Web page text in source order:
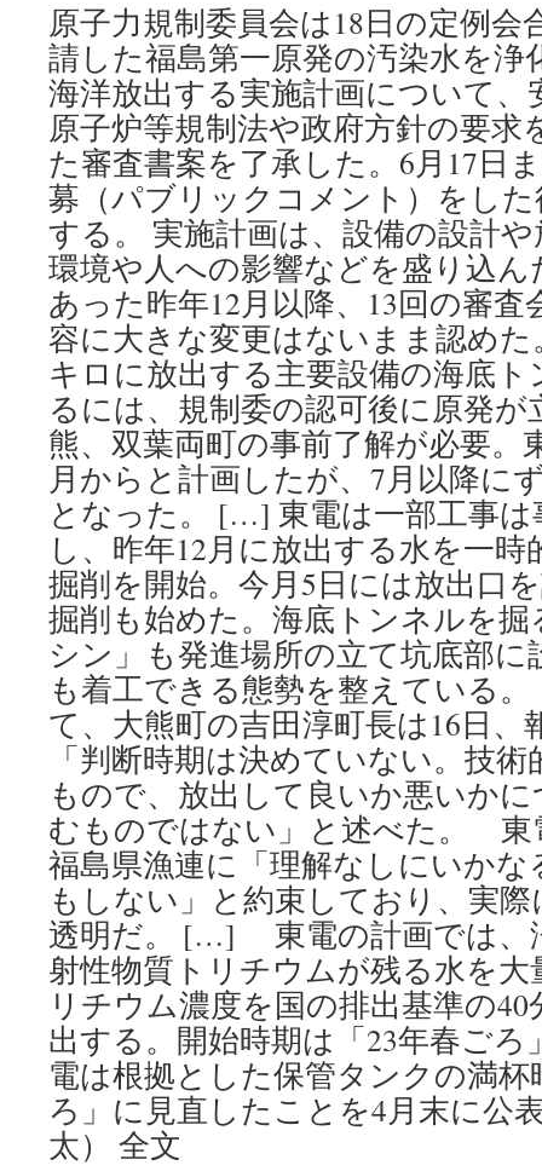
原子力規制委員会は18日の定例会
請した福島第一原発の汚染水を浄
海洋放出する実施計画について、
原子炉等規制法や政府方針の要
た審査書案を了承した。6月17日
募（パブリックコメント）をし
する。 実施計画は、設備の設計
環境や人への影響などを盛り込
あった昨年12月以降、13回の審査
容に大きな変更はないまま認め
キロに放出する主要設備の海底
るには、規制委の認可後に原発
熊、双葉両町の事前了解が必要。
月からと計画したが、7月以降に
となった。 […] 東電は一部工事は
し、昨年12月に放出する水を一
掘削を開始。今月5日には放出口
掘削も始めた。海底トンネルを
シン」も発進場所の立て坑底部
も着工できる態勢を整えている
て、大熊町の吉田淳町長は16日、
「判断時期は決めていない。技
もので、放出して良いか悪いか
むものではない」と述べた。 東
福島県漁連に「理解なしにいかな
もしない」と約束しており、実
透明だ。 […] 東電の計画では、
射性物質トリチウムが残る水を
リチウム濃度を国の排出基準の
出する。開始時期は「23年春ご
電は根拠とした保管タンクの満杯
ろ」に見直したことを4月末に公
太） 全文